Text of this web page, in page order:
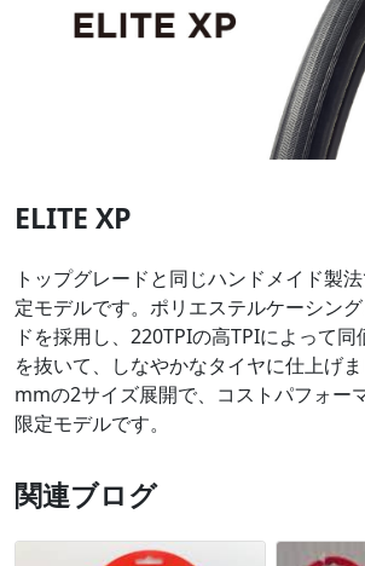
ELITE XP
トップグレードと同じハンドメイド製
定モデルです。ポリエステルケーシン
ドを採用し、220TPIの高TPIによって
を抜いて、しなやかなタイヤに仕上げ
mmの2サイズ展開で、コストパフォー
限定モデルです。
関連ブログ